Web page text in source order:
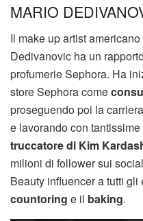
MARIO
Il make up artist
Dedivanovic ha un
profumerie Sephora. Ha
store Sephora come
proseguendo poi la
e lavorando con
truccatore di Kim
milioni di follower sui
Beauty influencer a tutti
countoring e il baking.